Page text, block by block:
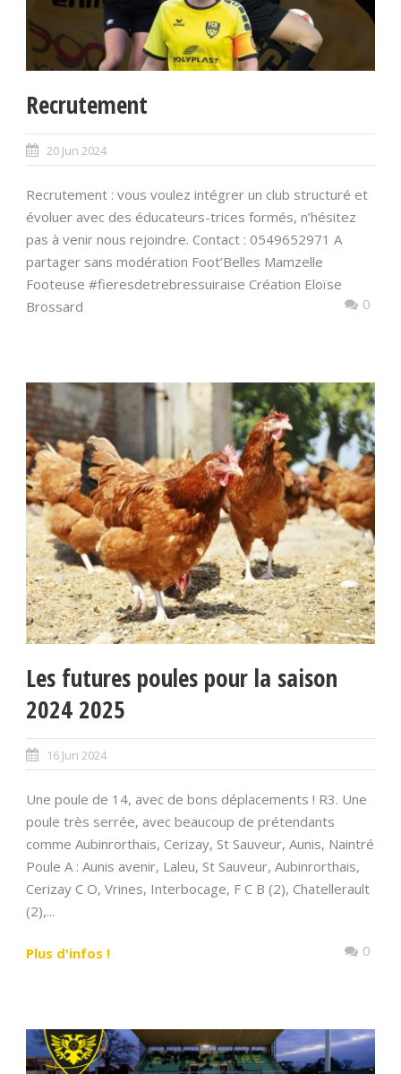
Recrutement
20 Jun 2024
Recrutement : vous voulez intégrer un club structuré et
évoluer avec des éducateurs-trices formés, n’hésitez
pas à venir nous rejoindre. Contact : 0549652971 A
partager sans modération Foot’Belles Mamzelle
Footeuse #fieresdetrebressuiraise Création Eloïse
Brossard
0
Les futures poules pour la saison
2024 2025
16 Jun 2024
Une poule de 14, avec de bons déplacements ! R3. Une
poule très serrée, avec beaucoup de prétendants
comme Aubinrorthais, Cerizay, St Sauveur, Aunis, Naintré
Poule A : Aunis avenir, Laleu, St Sauveur, Aubinrorthais,
Cerizay C O, Vrines, Interbocage, F C B (2), Chatellerault
(2),...
Plus d'infos ! 0